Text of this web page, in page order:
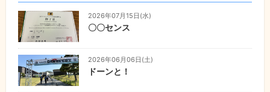
2026年07月15日(水)
〇〇センス
2026年06月06日(土)
ドーンと！